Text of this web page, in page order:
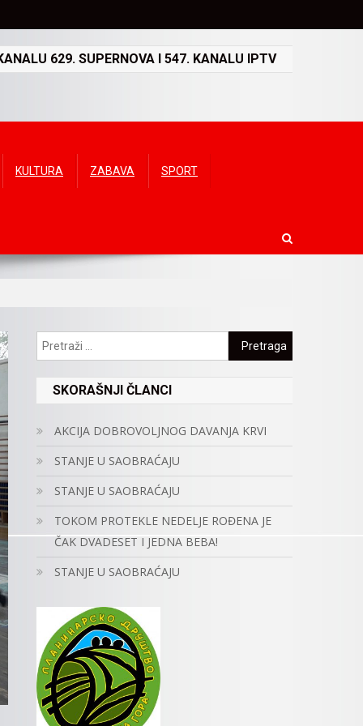
629. SUPERNOVA I 547. KANALU IPTV
KULTURA ZABAVA SPORT
Pretraga:
SKORAŠNJI ČLANCI
AKCIJA DOBROVOLJNOG DAVANJA KRVI
STANJE U SAOBRAĆAJU
STANJE U SAOBRAĆAJU
TOKOM PROTEKLE NEDELJE ROĐENA JE
ČAK DVADESET I JEDNA BEBA!
STANJE U SAOBRAĆAJU